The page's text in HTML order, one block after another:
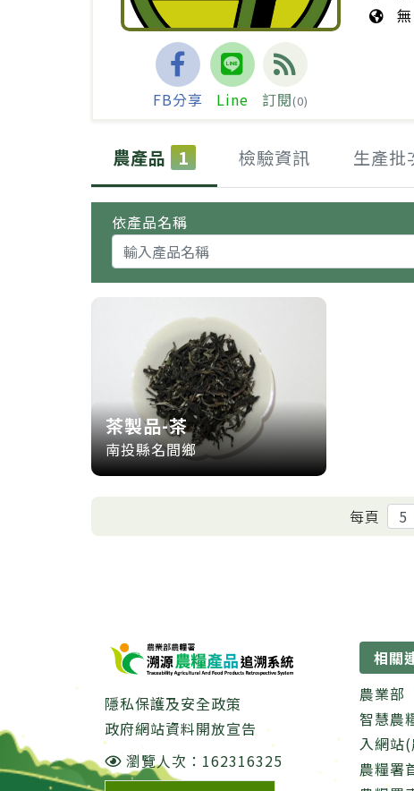
FB分享 Line 訂閱(0)
無
農產品 1 檢驗資訊 生產批
依產品名稱
茶製品-茶
南投縣名間鄉
每頁
隱私保護及安全政策
政府網站資料開放宣告
瀏覽人次：162316325
相關
農業部
智慧農
入網站(
農糧署